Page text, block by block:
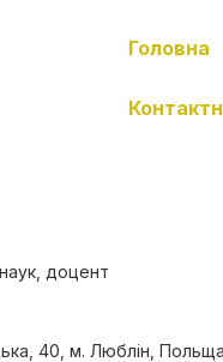
Головна
доцент
40, м. Люблін, Польща